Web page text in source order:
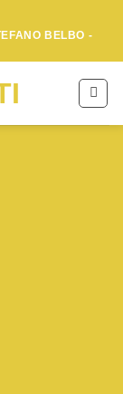
BELBO -